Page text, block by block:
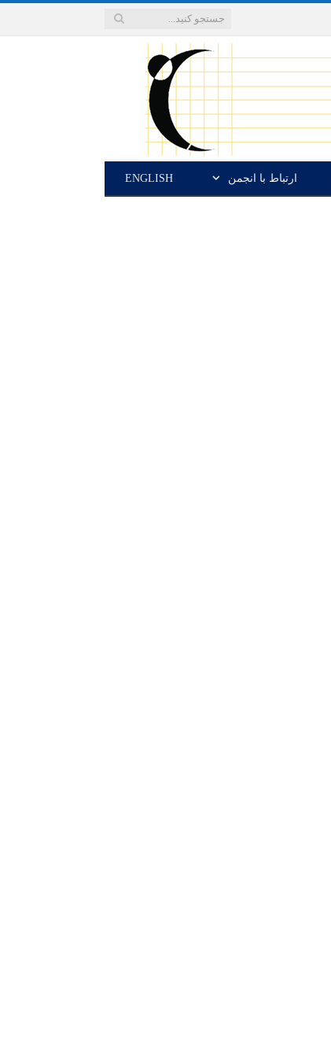
ارتباط با انجمن ENGLISH